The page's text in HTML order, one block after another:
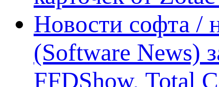
Новости софта /
(Software News)
FFDShow, Total